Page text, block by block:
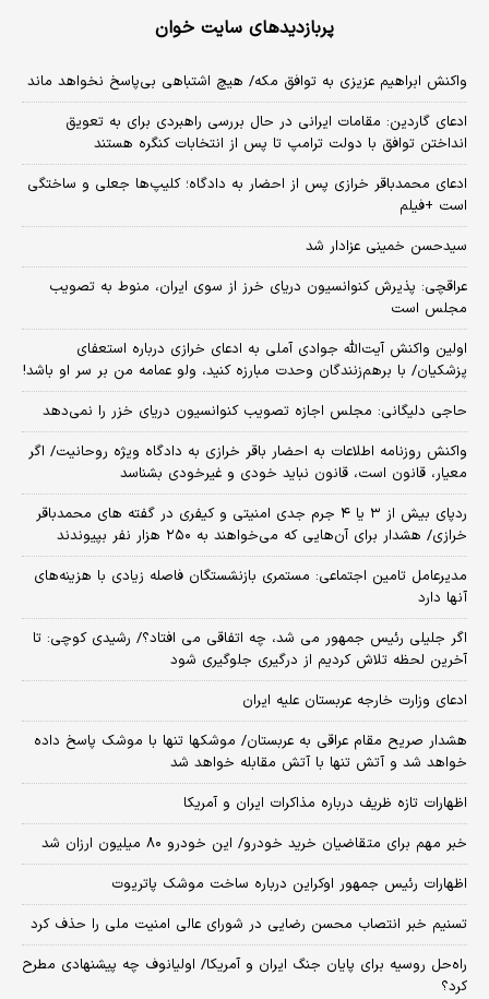
پربازدیدهای سایت خوان
واکنش ابراهیم عزیزی به توافق مکه/ هیچ اشتباهی بی‌پاسخ نخواهد ماند
ادعای گاردین: مقامات ایرانی در حال بررسی راهبردی برای به تعویق
انداختن توافق با دولت ترامپ تا پس از انتخابات کنگره هستند
ادعای محمدباقر خرازی پس از احضار به دادگاه؛ کلیپ‌ها جعلی و ساختگی
است +فیلم
سیدحسن خمینی عزادار شد
عراقچی: پذیرش کنوانسیون دریای خرز از سوی ایران، منوط به تصویب
مجلس است
اولین واکنش آیت‌الله جوادی آملی به ادعای خرازی درباره استعفای
پزشکیان/ با برهم‌زنندگان وحدت مبارزه کنید، ولو عمامه من بر سر او باشد!
حاجی دلیگانی: مجلس اجازه تصویب کنوانسیون دریای خزر را نمی‌دهد
واکنش روزنامه اطلاعات به احضار باقر خرازی به دادگاه ویژه روحانیت/ اگر
معیار، قانون است، قانون نباید خودی و غیرخودی بشناسد
ردپای بیش از ۳ یا ۴ جرم جدی امنیتی و کیفری در گفته های محمدباقر
خرازی/ هشدار برای آن‌هایی که می‌خواهند به ۲۵۰ هزار نفر بپیوندند
مدیرعامل تامین اجتماعی: مستمری بازنشستگان فاصله زیادی با هزینه‌های
آنها دارد
اگر جلیلی رئیس جمهور می شد، چه اتفاقی می افتاد؟/ رشیدی کوچی: تا
آخرین لحظه تلاش کردیم از درگیری جلوگیری شود
ادعای وزارت خارجه عربستان علیه ایران
هشدار صریح مقام عراقی به عربستان/ موشکها تنها با موشک پاسخ داده
خواهد شد و آتش تنها با آتش مقابله خواهد شد
اظهارات تازه ظریف درباره مذاکرات ایران و آمریکا
خبر مهم برای متقاضیان خرید خودرو/ این خودرو ۸۰ میلیون ارزان شد
اظهارات رئیس جمهور اوکراین درباره ساخت موشک پاتریوت
تسنیم خبر انتصاب محسن رضایی در شورای عالی امنیت ملی را حذف کرد
راه‌حل روسیه برای پایان جنگ ایران و آمریکا/ اولیانوف چه پیشنهادی مطرح
کرد؟